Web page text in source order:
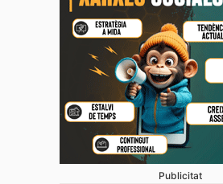
Publicitat